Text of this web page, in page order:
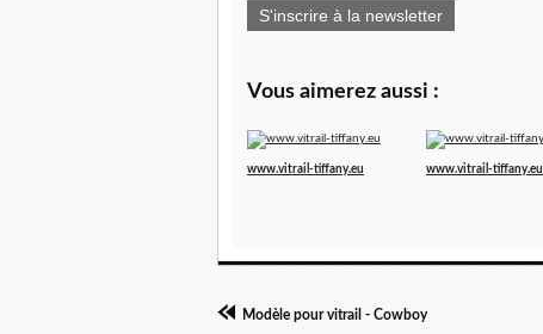
S'inscrire à la newsletter
Vous aimerez aussi :
www.vitrail-tiffany.eu
www.vitrail-tiffany.eu
Modèle pour vitrail - Cowboy